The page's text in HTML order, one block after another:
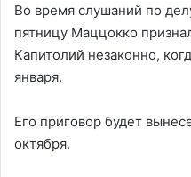
Во время слушаний по
пятницу Маццокко
Капитолий незаконно,
января.
Его приговор будет
октября.